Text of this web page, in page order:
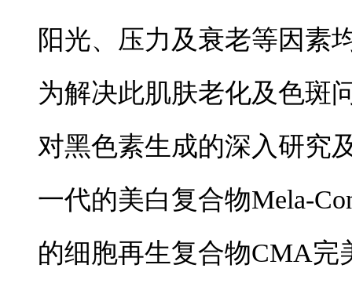
阳光、压力及衰老等因素
为解决此肌肤老化及色斑
对黑色素生成的深入研究
一代的美白复合物Mela-
的细胞再生复合物CMA完